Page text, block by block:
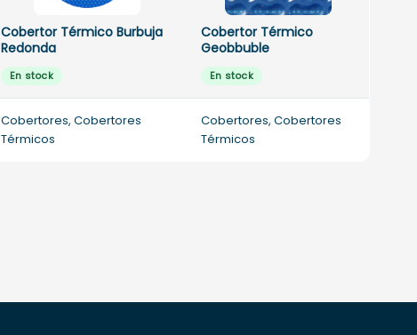
Cobertor Térmico Burbuja
Redonda
En stock
Cobertor Térmico
Geobbuble
En stock
Cobertores, Cobertores
Térmicos
Cobertores, Cobertores
Térmicos